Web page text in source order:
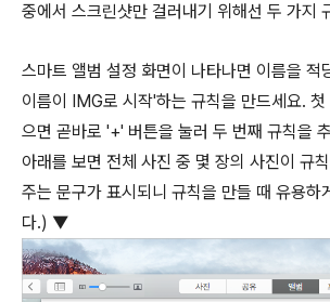
중에서 스크린샷만 걸러내기 위해선 두 가지
스마트 앨범 설정 화면이 나타나면 이름을 적
이름이 IMG로 시작'하는 규칙을 만드세요.
으면 곧바로 '+' 버튼을 눌러 두 번째 규칙을
아래를 보면 전체 사진 중 몇 장의 사진이 규
주는 문구가 표시되니 규칙을 만들 때 유용하
다.) ▼